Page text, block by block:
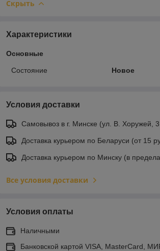
Скрыть
Характеристики
Основные
Состояние Новое
Условия доставки
Самовывоз в г. Минске (ул. В. Хоружей,
Доставка курьером по Беларуси (от 15
Доставка курьером по Минску (в
Все условия доставки
Условия оплаты
Наличными
Банковской картой VISA, MasterCard,